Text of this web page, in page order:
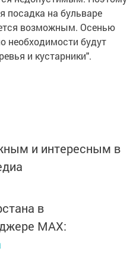
посадка на бульваре
возможным. Осенью
необходимости будут
и кустарники".
и интересным в
в
MАХ: